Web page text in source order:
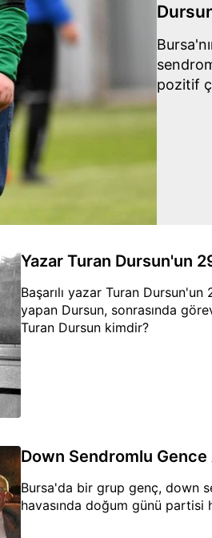
pozitif
Yazar Turan Dursun'un
Başarılı yazar Turan
yapan Dursun, sonrasında
Turan Dursun kimdir?
Down Sendromlu Gence
Bursa'da bir grup genç, down
havasında doğum günü partisi